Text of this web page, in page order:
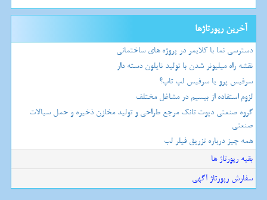
آخرین رپورتاژها
دسترسی نما با کلایمر در پروژه های ساختمانی
نقشه راه میلیونر شدن با تولید نایلون دسته دار
سرفیس پرو یا سرفیس لپ تاپ؟
لزوم استفاده از بیسیم در مشاغل مختلف
گروه صنعتی دپوت تانک مرجع طراحی و تولید مخازن ذخیره و حمل سیالات
صنعتی
همه چیز درباره تزریق فیلر لب
بقیه رپورتاژ ها
سفارش رپورتاژ آگهی